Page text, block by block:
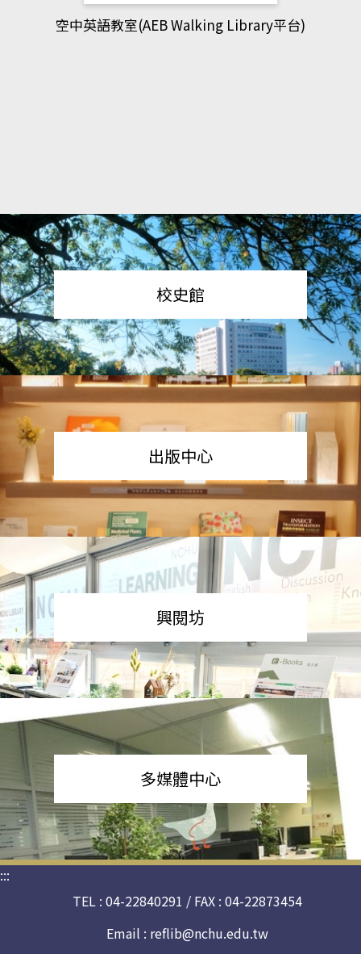
空中英語教室(AEB Walking Library平台)
校史館
出版中心
興閱坊
多媒體中心
:::
TEL : 04-22840291 / FAX : 04-22873454
Email : reflib@nchu.edu.tw